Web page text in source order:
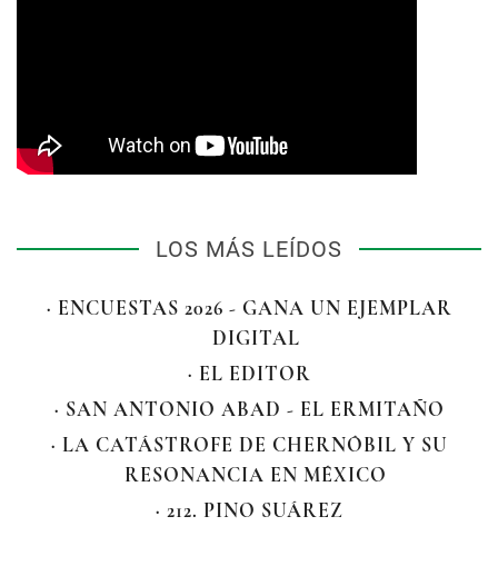
LOS MÁS LEÍDOS
· ENCUESTAS 2026 - GANA UN EJEMPLAR
DIGITAL
· EL EDITOR
· SAN ANTONIO ABAD - EL ERMITAÑO
· LA CATÁSTROFE DE CHERNÓBIL Y SU
RESONANCIA EN MÉXICO
· 212. PINO SUÁREZ